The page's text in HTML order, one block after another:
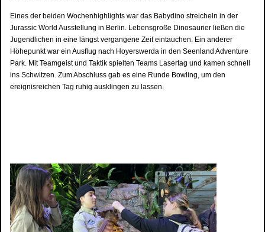
Eines der beiden Wochenhighlights war das Babydino streicheln in der
Jurassic World Ausstellung in Berlin. Lebensgroße Dinosaurier ließen die
Jugendlichen in eine längst vergangene Zeit eintauchen. Ein anderer
Höhepunkt war ein Ausflug nach Hoyerswerda in den Seenland Adventure
Park. Mit Teamgeist und Taktik spielten Teams Lasertag und kamen schnell
ins Schwitzen. Zum Abschluss gab es eine Runde Bowling, um den
ereignisreichen Tag ruhig ausklingen zu lassen.